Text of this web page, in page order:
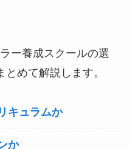
ー養成スクールの選
めて解説します。
キュラムか
か